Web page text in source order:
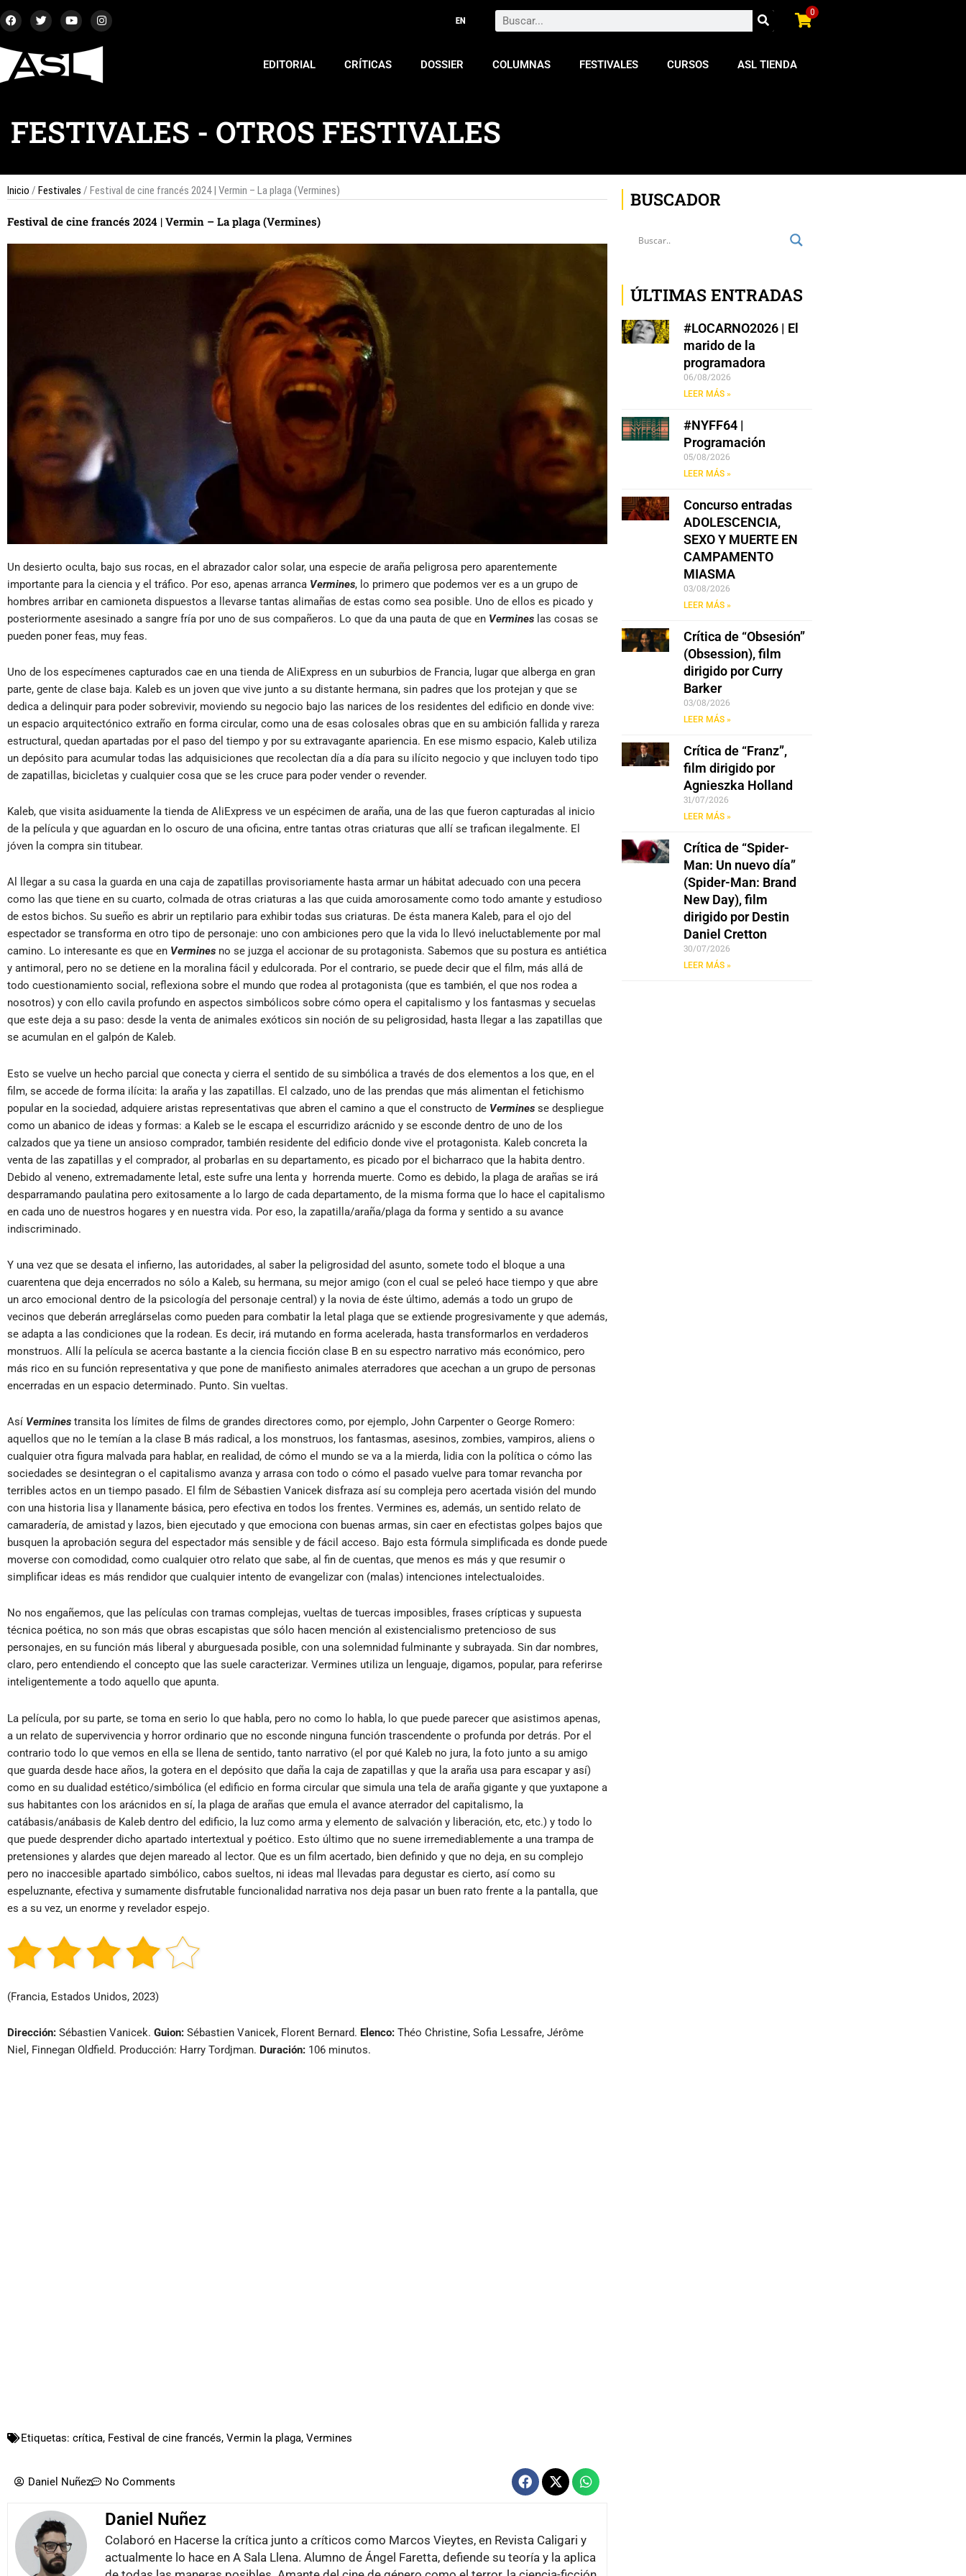
al
F
a
c
o
o
T
w
i
t
e
r
Y
o
u
u
I
n
s
t
Search 0
EDITORIAL CRÍTICAS DOSSIER COLUMNAS FESTIVALES CURSOS ASL TIENDA
FESTIVALES - OTROS FESTIVALES
Inicio / Festivales / Festival de cine francés 2024 | Vermin – La plaga (Vermines)
Festival de cine francés 2024 | Vermin – La plaga (Vermines)
Un desierto oculta, bajo sus rocas, en el abrazador calor solar, una especie de araña peligrosa pero aparentemente
importante para la ciencia y el tráfico. Por eso, apenas arranca Vermines, lo primero que podemos ver es a un grupo de
hombres arribar en camioneta dispuestos a llevarse tantas alimañas de estas como sea posible. Uno de ellos es picado y
posteriormente asesinado a sangre fría por uno de sus compañeros. Lo que da una pauta de que en Vermines las cosas se
pueden poner feas, muy feas.
Uno de los especímenes capturados cae en una tienda de AliExpress en un suburbios de Francia, lugar que alberga en gran
parte, gente de clase baja. Kaleb es un joven que vive junto a su distante hermana, sin padres que los protejan y que se
dedica a delinquir para poder sobrevivir, moviendo su negocio bajo las narices de los residentes del edificio en donde vive:
un espacio arquitectónico extraño en forma circular, como una de esas colosales obras que en su ambición fallida y rareza
estructural, quedan apartadas por el paso del tiempo y por su extravagante apariencia. En ese mismo espacio, Kaleb utiliza
un depósito para acumular todas las adquisiciones que recolectan día a día para su ilícito negocio y que incluyen todo tipo
de zapatillas, bicicletas y cualquier cosa que se les cruce para poder vender o revender.
Kaleb, que visita asiduamente la tienda de AliExpress ve un espécimen de araña, una de las que fueron capturadas al inicio
de la película y que aguardan en lo oscuro de una oficina, entre tantas otras criaturas que allí se trafican ilegalmente. El
jóven la compra sin titubear.
Al llegar a su casa la guarda en una caja de zapatillas provisoriamente hasta armar un hábitat adecuado con una pecera
como las que tiene en su cuarto, colmada de otras criaturas a las que cuida amorosamente como todo amante y estudioso
de estos bichos. Su sueño es abrir un reptilario para exhibir todas sus criaturas. De ésta manera Kaleb, para el ojo del
espectador se transforma en otro tipo de personaje: uno con ambiciones pero que la vida lo llevó ineluctablemente por mal
camino. Lo interesante es que en Vermines no se juzga el accionar de su protagonista. Sabemos que su postura es antiética
y antimoral, pero no se detiene en la moralina fácil y edulcorada. Por el contrario, se puede decir que el film, más allá de
todo cuestionamiento social, reflexiona sobre el mundo que rodea al protagonista (que es también, el que nos rodea a
nosotros) y con ello cavila profundo en aspectos simbólicos sobre cómo opera el capitalismo y los fantasmas y secuelas
que este deja a su paso: desde la venta de animales exóticos sin noción de su peligrosidad, hasta llegar a las zapatillas que
se acumulan en el galpón de Kaleb.
Esto se vuelve un hecho parcial que conecta y cierra el sentido de su simbólica a través de dos elementos a los que, en el
film, se accede de forma ilícita: la araña y las zapatillas. El calzado, uno de las prendas que más alimentan el fetichismo
popular en la sociedad, adquiere aristas representativas que abren el camino a que el constructo de Vermines se despliegue
como un abanico de ideas y formas: a Kaleb se le escapa el escurridizo arácnido y se esconde dentro de uno de los
calzados que ya tiene un ansioso comprador, también residente del edificio donde vive el protagonista. Kaleb concreta la
venta de las zapatillas y el comprador, al probarlas en su departamento, es picado por el bicharraco que la habita dentro.
Debido al veneno, extremadamente letal, este sufre una lenta y horrenda muerte. Como es debido, la plaga de arañas se irá
desparramando paulatina pero exitosamente a lo largo de cada departamento, de la misma forma que lo hace el capitalismo
en cada uno de nuestros hogares y en nuestra vida. Por eso, la zapatilla/araña/plaga da forma y sentido a su avance
indiscriminado.
Y una vez que se desata el infierno, las autoridades, al saber la peligrosidad del asunto, somete todo el bloque a una
cuarentena que deja encerrados no sólo a Kaleb, su hermana, su mejor amigo (con el cual se peleó hace tiempo y que abre
un arco emocional dentro de la psicología del personaje central) y la novia de éste último, además a todo un grupo de
vecinos que deberán arreglárselas como pueden para combatir la letal plaga que se extiende progresivamente y que además,
se adapta a las condiciones que la rodean. Es decir, irá mutando en forma acelerada, hasta transformarlos en verdaderos
monstruos. Allí la película se acerca bastante a la ciencia ficción clase B en su espectro narrativo más económico, pero
más rico en su función representativa y que pone de manifiesto animales aterradores que acechan a un grupo de personas
encerradas en un espacio determinado. Punto. Sin vueltas.
Así Vermines transita los límites de films de grandes directores como, por ejemplo, John Carpenter o George Romero:
aquellos que no le temían a la clase B más radical, a los monstruos, los fantasmas, asesinos, zombies, vampiros, aliens o
cualquier otra figura malvada para hablar, en realidad, de cómo el mundo se va a la mierda, lidia con la política o cómo las
sociedades se desintegran o el capitalismo avanza y arrasa con todo o cómo el pasado vuelve para tomar revancha por
terribles actos en un tiempo pasado. El film de Sébastien Vanicek disfraza así su compleja pero acertada visión del mundo
con una historia lisa y llanamente básica, pero efectiva en todos los frentes. Vermines es, además, un sentido relato de
camaradería, de amistad y lazos, bien ejecutado y que emociona con buenas armas, sin caer en efectistas golpes bajos que
busquen la aprobación segura del espectador más sensible y de fácil acceso. Bajo esta fórmula simplificada es donde puede
moverse con comodidad, como cualquier otro relato que sabe, al fin de cuentas, que menos es más y que resumir o
simplificar ideas es más rendidor que cualquier intento de evangelizar con (malas) intenciones intelectualoides.
No nos engañemos, que las películas con tramas complejas, vueltas de tuercas imposibles, frases crípticas y supuesta
técnica poética, no son más que obras escapistas que sólo hacen mención al existencialismo pretencioso de sus
personajes, en su función más liberal y aburguesada posible, con una solemnidad fulminante y subrayada. Sin dar nombres,
claro, pero entendiendo el concepto que las suele caracterizar. Vermines utiliza un lenguaje, digamos, popular, para referirse
inteligentemente a todo aquello que apunta.
La película, por su parte, se toma en serio lo que habla, pero no como lo habla, lo que puede parecer que asistimos apenas,
a un relato de supervivencia y horror ordinario que no esconde ninguna función trascendente o profunda por detrás. Por el
contrario todo lo que vemos en ella se llena de sentido, tanto narrativo (el por qué Kaleb no jura, la foto junto a su amigo
que guarda desde hace años, la gotera en el depósito que daña la caja de zapatillas y que la araña usa para escapar y así)
como en su dualidad estético/simbólica (el edificio en forma circular que simula una tela de araña gigante y que yuxtapone a
sus habitantes con los arácnidos en sí, la plaga de arañas que emula el avance aterrador del capitalismo, la
catábasis/anábasis de Kaleb dentro del edificio, la luz como arma y elemento de salvación y liberación, etc, etc.) y todo lo
que puede desprender dicho apartado intertextual y poético. Esto último que no suene irremediablemente a una trampa de
pretensiones y alardes que dejen mareado al lector. Que es un film acertado, bien definido y que no deja, en su complejo
pero no inaccesible apartado simbólico, cabos sueltos, ni ideas mal llevadas para degustar es cierto, así como su
espeluznante, efectiva y sumamente disfrutable funcionalidad narrativa nos deja pasar un buen rato frente a la pantalla, que
es a su vez, un enorme y revelador espejo.
(Francia, Estados Unidos, 2023)
Dirección: Sébastien Vanicek. Guion: Sébastien Vanicek, Florent Bernard. Elenco: Théo Christine, Sofia Lessafre, Jérôme
Niel, Finnegan Oldfield. Producción: Harry Tordjman. Duración: 106 minutos.
Etiquetas: crítica, Festival de cine francés, Vermin la plaga, Vermines
Daniel Nuñez No Comments
Daniel Nuñez
Colaboró en Hacerse la crítica junto a críticos como Marcos Vieytes, en Revista Caligari y
actualmente lo hace en A Sala Llena. Alumno de Ángel Faretta, defiende su teoría y la aplica
BUSCADOR
ÚLTIMAS ENTRADAS
#LOCARNO2026 | El
marido de la
programadora
06/08/2026
LEER MÁS »
#NYFF64 |
Programación
05/08/2026
LEER MÁS »
Concurso entradas
ADOLESCENCIA,
SEXO Y MUERTE EN
CAMPAMENTO
MIASMA
03/08/2026
LEER MÁS »
Crítica de “Obsesión”
(Obsession), film
dirigido por Curry
Barker
03/08/2026
LEER MÁS »
Crítica de “Franz”,
film dirigido por
Agnieszka Holland
31/07/2026
LEER MÁS »
Crítica de “Spider-
Man: Un nuevo día”
(Spider-Man: Brand
New Day), film
dirigido por Destin
Daniel Cretton
30/07/2026
LEER MÁS »